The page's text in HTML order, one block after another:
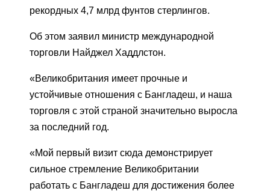
рекордных 4,7 млрд фунтов стерлингов.
Об этом заявил министр международной
торговли Найджел Хаддлстон.
«Великобритания имеет прочные и
устойчивые отношения с Бангладеш, и наша
торговля с этой страной значительно выросла
за последний год.
«Мой первый визит сюда демонстрирует
сильное стремление Великобритании
работать с Бангладеш для достижения более